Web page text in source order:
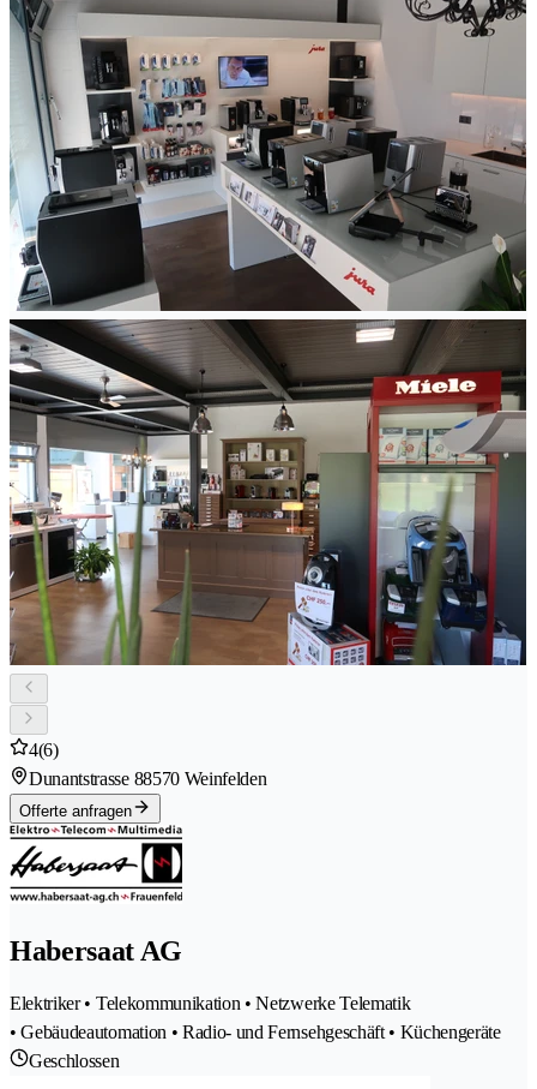
4(6)
Dunantstrasse 88570 Weinfelden
Offerte anfragen
Habersaat AG
Elektriker • Telekommunikation • Netzwerke Telematik
• Gebäudeautomation • Radio- und Fernsehgeschäft • Küchengeräte
Geschlossen